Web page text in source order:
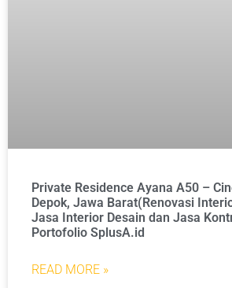
Private Residence Ayana A50 –
Depok, Jawa Barat(Renovasi
Jasa Interior Desain dan Jasa
Portofolio SplusA.id
READ MORE »